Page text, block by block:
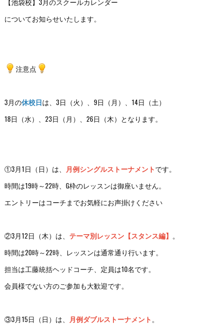
【池袋校】3月のスクールカレンダー
についてお知らせいたします。
注意点
3月の休校日は、3日（火）、9日（月）、14日（土）
18日（水）、23日（月）、26日（木）となります。
①3月1日（日）は、 月例シングルストーナメントです。
時間は19時～22時、G枠のレッスンは御座いません。
エントリーはコーチまでお気軽にお声掛けください
②3月12日（木）は、 テーマ別レッスン【スタンス編】 。
時間は20時～22時、レッスンは通常通り行います。
担当は工藤統括ヘッドコーチ、定員は10名です。
会員様でない方のご参加も大歓迎です。
③3月15日（日）は、 月例ダブルストーナメント。